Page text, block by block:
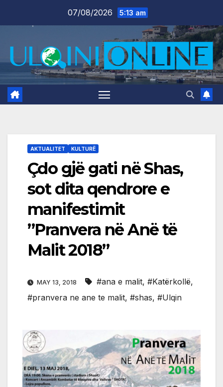
07/08/2026 5:13 am
AKTUALITET KULTURË
Çdo gjë gati në Shas,
sot dita qendrore e
manifestimit
”Pranvera në Anë të
Malit 2018”
MAY 13, 2018 #ana e malit, #Katërkollë,
#pranvera ne ane te malit, #shas, #Ulqin